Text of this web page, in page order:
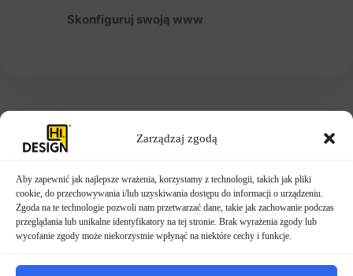
Zarządzaj zgodą
Aby zapewnić jak najlepsze wrażenia, korzystamy z technologii, takich jak pliki
cookie, do przechowywania i/lub uzyskiwania dostępu do informacji o urządzeniu.
Zgoda na te technologie pozwoli nam przetwarzać dane, takie jak zachowanie podczas
przeglądania lub unikalne identyfikatory na tej stronie. Brak wyrażenia zgody lub
wycofanie zgody może niekorzystnie wpłynąć na niektóre cechy i funkcje.
Skonfiguruj swoją www